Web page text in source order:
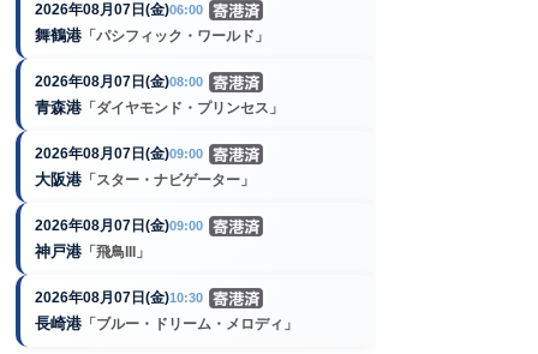
2026年08月07日(金)06:00
舞鶴港 「パシフィック・ワールド」
2026年08月07日(金)08:00
青森港 「ダイヤモンド・プリンセス」
2026年08月07日(金)09:00
大阪港 「スター・ナビゲーター」
2026年08月07日(金)09:00
神戸港 「飛鳥III」
2026年08月07日(金)10:30
長崎港 「ブルー・ドリーム・メロディ」